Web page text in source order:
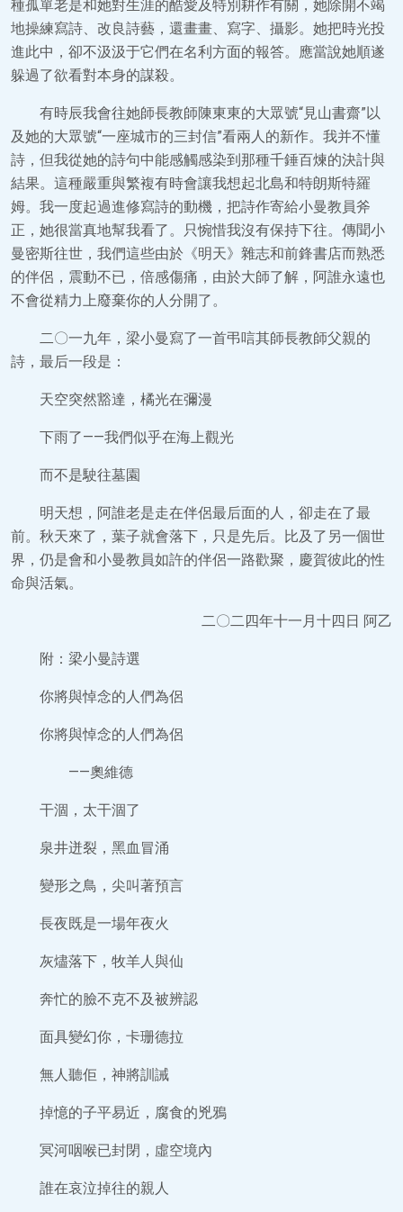
種孤單老是和她對生涯的酷愛及特別耕作有關，她除開不竭
地操練寫詩、改良詩藝，還畫畫、寫字、攝影。她把時光投
進此中，卻不汲汲于它們在名利方面的報答。應當說她順遂
躲過了欲看對本身的謀殺。
有時辰我會往她師長教師陳東東的大眾號“見山書齋”以
及她的大眾號“一座城市的三封信”看兩人的新作。我并不懂
詩，但我從她的詩句中能感觸感染到那種千錘百煉的決計與
結果。這種嚴重與繁複有時會讓我想起北島和特朗斯特羅
姆。我一度起過進修寫詩的動機，把詩作寄給小曼教員斧
正，她很當真地幫我看了。只惋惜我沒有保持下往。傳聞小
曼密斯往世，我們這些由於《明天》雜志和前鋒書店而熟悉
的伴侶，震動不已，倍感傷痛，由於大師了解，阿誰永遠也
不會從精力上廢棄你的人分開了。
二〇一九年，梁小曼寫了一首弔唁其師長教師父親的
詩，最后一段是：
天空突然豁達，橘光在彌漫
下雨了——我們似乎在海上觀光
而不是駛往墓園
明天想，阿誰老是走在伴侶最后面的人，卻走在了最
前。秋天來了，葉子就會落下，只是先后。比及了另一個世
界，仍是會和小曼教員如許的伴侶一路歡聚，慶賀彼此的性
命與活氣。
二〇二四年十一月十四日 阿乙
附：梁小曼詩選
你將與悼念的人們為侶
你將與悼念的人們為侶
——奧維德
干涸，太干涸了
泉井迸裂，黑血冒涌
變形之鳥，尖叫著預言
長夜既是一場年夜火
灰燼落下，牧羊人與仙
奔忙的臉不克不及被辨認
面具變幻你，卡珊德拉
無人聽佢，神將訓誡
掉憶的子平易近，腐食的兇鴉
冥河咽喉已封閉，虛空境內
誰在哀泣掉往的親人